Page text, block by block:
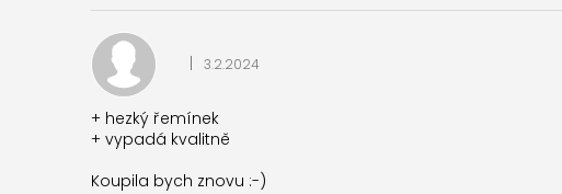
c
e
n
í
Hodnocení produktu je 5 z 5 hvězdiček.
3.2.2024
+ hezký řemínek
+ vypadá kvalitně
Koupila bych znovu :-)